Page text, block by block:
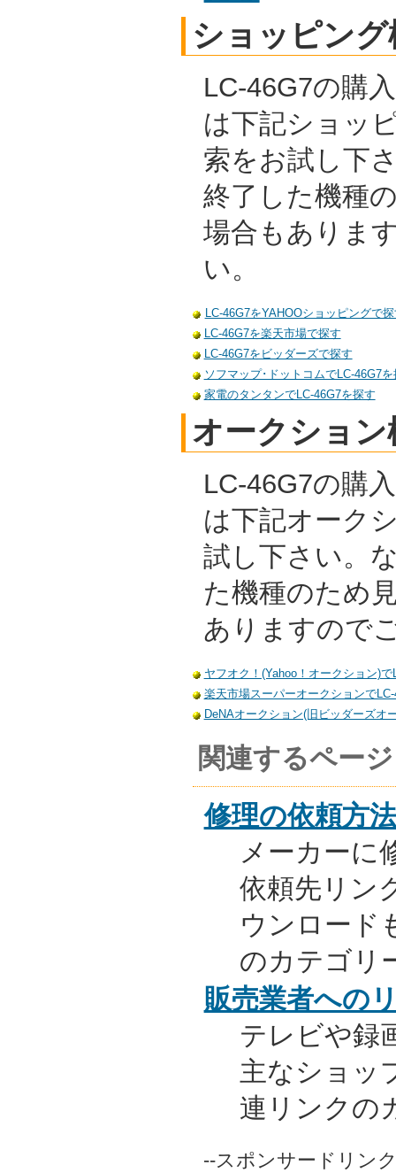
ショッピング
LC-46G7の購
は下記ショッ
索をお試し下
終了した機種
場合もありま
い。
LC-46G7をYAHOOショッピングで
LC-46G7を楽天市場で探す
LC-46G7をビッダーズで探す
ソフマップ･ドットコムでLC-46G7を
家電のタンタンでLC-46G7を探す
オークション
LC-46G7の購
は下記オーク
試し下さい。
た機種のため
ありますので
ヤフオク！(Yahoo！オークション)で
楽天市場スーパーオークションで
DeNAオークション(旧ビッダーズオ
関連するページ
修理の依頼方法
メーカーに
依頼先リン
ウンロード
のカテゴリ
販売業者への
テレビや録
主なショッ
連リンクの
--スポンサードリン